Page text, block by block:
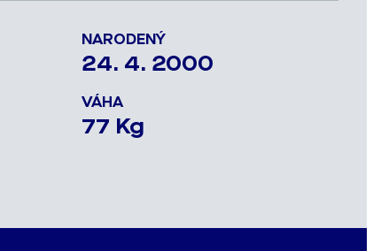
NARODENÝ
24. 4. 2000
VÁHA
77 Kg